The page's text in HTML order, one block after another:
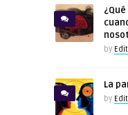
by
La
by